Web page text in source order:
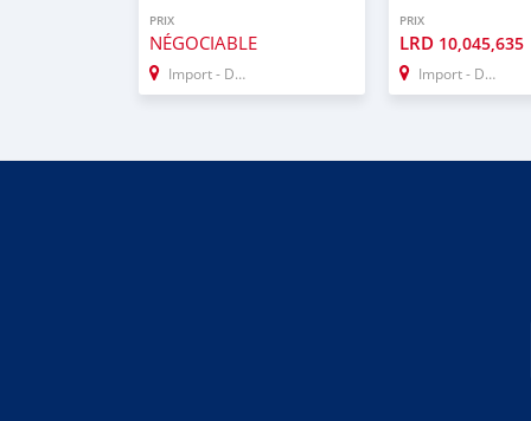
PRIX
NÉGOCIABLE
Import - Dubai
PRIX
LRD 10,045,635
Import - Dubai